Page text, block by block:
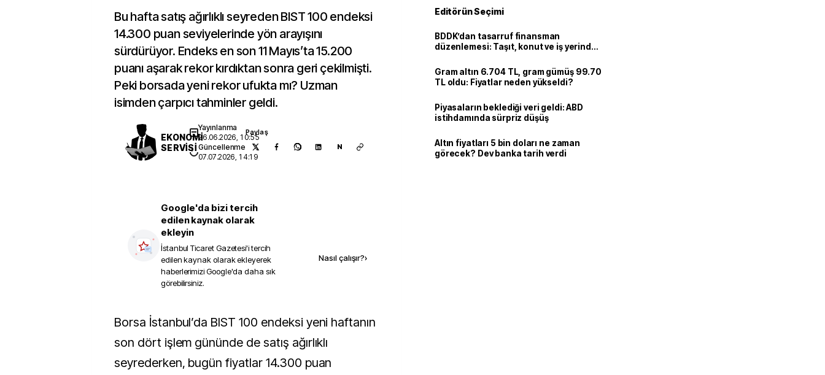
Bu hafta satış ağırlıklı seyreden BIST 100 endeksi
14.300 puan seviyelerinde yön arayışını
sürdürüyor. Endeks en son 11 Mayıs’ta 15.200
puanı aşarak rekor kırdıktan sonra geri çekilmişti.
Peki borsada yeni rekor ufukta mı? Uzman
isimden çarpıcı tahminler geldi.
EKONOMİ
SERVİSİ
Yayınlanma
26.06.2026, 10:55
Güncellenme
07.07.2026, 14:19
Paylaş
N
Google'da bizi tercih
edilen kaynak olarak
ekleyin
İstanbul Ticaret Gazetesi'i tercih
edilen kaynak olarak ekleyerek
haberlerimizi Google'da daha sık
görebilirsiniz.
Nasıl çalışır?›
Borsa İstanbul’da BIST 100 endeksi yeni haftanın
son dört işlem gününde de satış ağırlıklı
seyrederken, bugün fiyatlar 14.300 puan
Editörün Seçimi
BDDK’dan tasarruf finansman
düzenlemesi: Taşıt, konut ve iş yerinde
Gram altın 6.704 TL, gram gümüş 99.70
TL oldu: Fiyatlar neden yükseldi?
Piyasaların beklediği veri geldi: ABD
istihdamında sürpriz düşüş
Altın fiyatları 5 bin doları ne zaman
görecek? Dev banka tarih verdi